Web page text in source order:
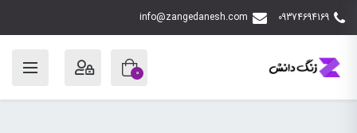
09374694169
info@zangedanesh.com
0